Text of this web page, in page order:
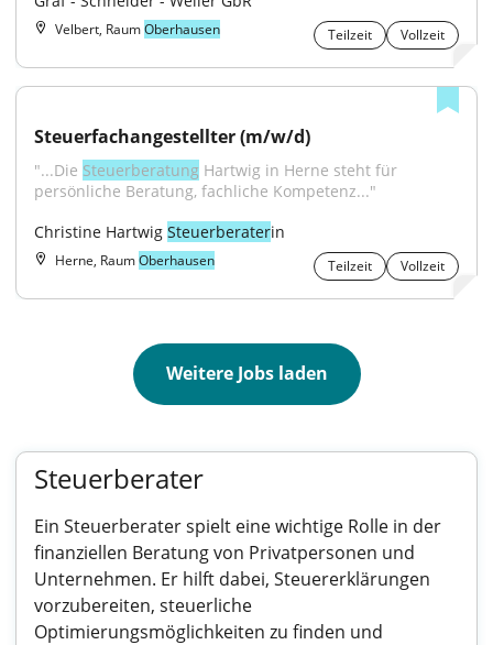
Velbert, RaumOberhausen Teilzeit Vollzeit
Steuerfachangestellter (m/w/d)
"...Die Steuerberatung Hartwig in Herne steht für
persönliche Beratung, fachliche Kompetenz..."
Christine Hartwig Steuerberaterin
Herne, RaumOberhausen Teilzeit Vollzeit
Weitere Jobs laden
Steuerberater
Ein Steuerberater spielt eine wichtige Rolle in der
finanziellen Beratung von Privatpersonen und
Unternehmen. Er hilft dabei, Steuererklärungen
vorzubereiten, steuerliche
Optimierungsmöglichkeiten zu finden und